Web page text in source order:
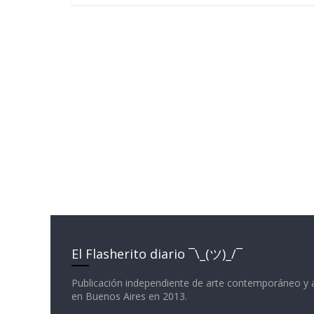
El Flasherito diario ¯\_(ツ)_/¯
Publicación independiente de arte contemporáneo y
en Buenos Aires en 2013.